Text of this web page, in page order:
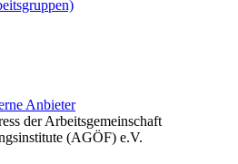
Anbieter
der Arbeitsgemeinschaft
(AGÖF) e.V.